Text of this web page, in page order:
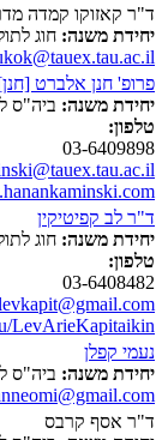
ד"ר קאזוקו קמדה
יחידת משנה: חוג
פרופ' חנן אלברט
יחידת משנה: ביה"ס
טלפון:
03-6409898
ד"ר לב קפיטיקין
יחידת משנה: חוג
טלפון:
03-6408482
LevArieKapitaikin
נעמי קפלן
יחידת משנה: ביה"ס
ד"ר אסף קרבס